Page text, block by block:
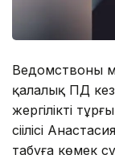
Ведомствоның
қалалық ПД
жергілікті
сіңілісі
табуға көмек